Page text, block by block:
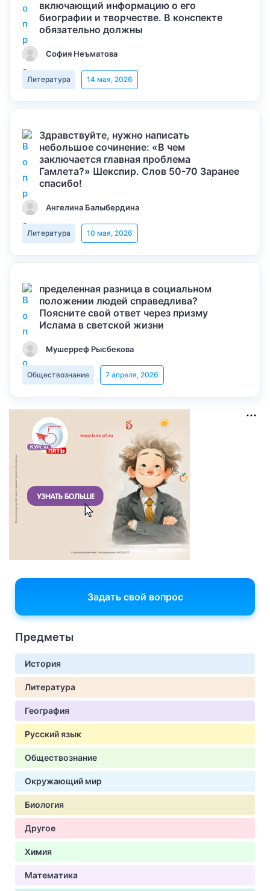
включающий информацию о его
биографии и творчестве. В конспекте
обязательно должны
София Неъматова
Литература 14 мая, 2026
Здравствуйте, нужно написать
небольшое сочинение: «В чем
заключается главная проблема
Гамлета?» Шекспир. Слов 50-70 Заранее
спасибо!
Ангелина Балыбердина
Литература 10 мая, 2026
пределенная разница в социальном
положении людей справедлива?
Поясните свой ответ через призму
Ислама в светской жизни
Мушерреф Рысбекова
Обществознание 7 апреля, 2026
Задать свой вопрос
Предметы
История
Литература
География
Русский язык
Обществознание
Окружающий мир
Биология
Другое
Химия
Математика